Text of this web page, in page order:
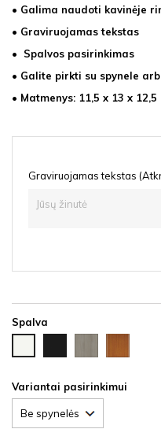
• Galima naudoti kavinėje
• Graviruojamas tekstas
• Spalvos pasirinkimas
• Galite pirkti su spynele
• Matmenys: 11,5 x 13 x 12,5
Graviruojamas tekstas
Spalva
HDF
HDF
latte
HDF
Variantai pasirinkimui